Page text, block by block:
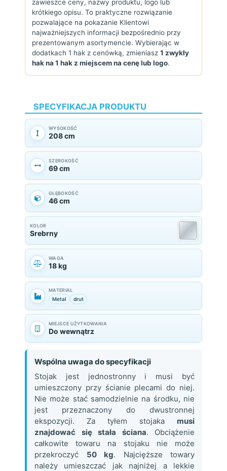
zawieszce ceny, nazwy produktu, logo lub
krótkiego opisu. To praktyczne rozwiązanie
pozwalające na pokazanie Klientowi
najważniejszych informacji bezpośrednio przy
prezentowanym asortymencie. Wybierając w
dodatkach 1 hak z cenówką, zmieniasz 1 zwykły
hak na 1 hak z miejscem na cenę lub logo.
SPECYFIKACJA PRODUKTU
WYSOKOŚĆ
208 cm
SZEROKOŚĆ
69 cm
GŁĘBOKOŚĆ
46 cm
KOLOR
Srebrny
WAGA
18 kg
MATERIAŁ
Metal drut
MIEJSCE UŻYTKOWANIA
Do wewnątrz
Wspólna uwaga do specyfikacji
Stojak jest jednostronny i musi być
umieszczony przy ścianie plecami do niej.
Nie może stać samodzielnie na środku, nie
jest przeznaczony do dwustronnej
ekspozycji. Za tyłem stojaka musi
znajdować się stała ściana. Obciążenie
całkowite towaru na stojaku nie może
przekroczyć 50 kg. Najcięższe towary
należy umieszczać jak najniżej a lekkie